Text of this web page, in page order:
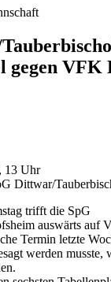
gegen VFK
13 Uhr
Dittwar/
trifft die SpG
auswärts auf
Termin letzte
werden musste,